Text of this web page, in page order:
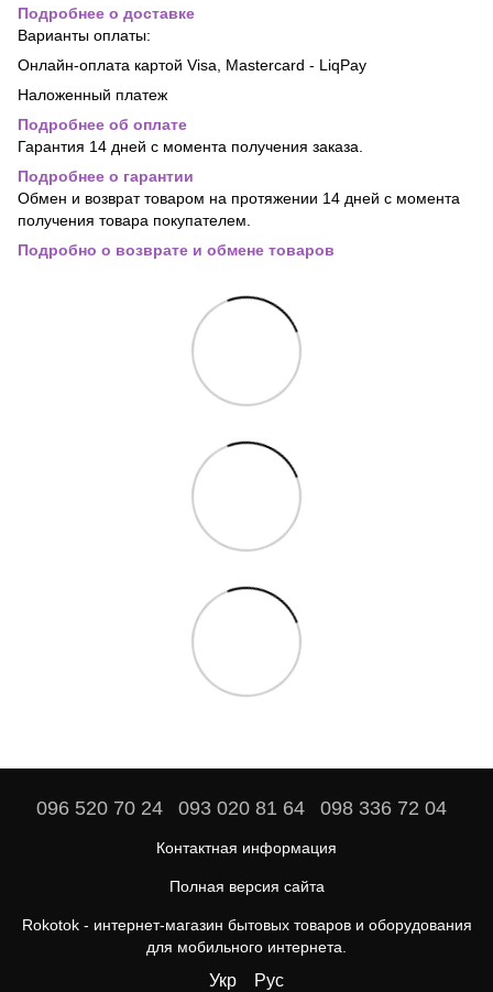
Подробнее о доставке
Варианты оплаты:
Онлайн-оплата картой Visa, Mastercard - LiqPay
Наложенный платеж
Подробнее об оплате
Гарантия 14 дней с момента получения заказа.
Подробнее о гарантии
Обмен и возврат товаром на протяжении 14 дней с момента
получения товара покупателем.
Подробно о возврате и обмене товаров
096 520 70 24 093 020 81 64 098 336 72 04
Контактная информация
Полная версия сайта
Rokotok - интернет-магазин бытовых товаров и оборудования
для мобильного интернета.
Укр Рус